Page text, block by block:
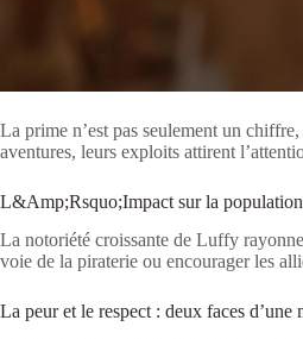
La prime n’est pas seulement un
aventures, leurs exploits attirent
L&Amp;Rsquo;Impact sur la population
La notoriété croissante de Luffy
voie de la piraterie ou encourager les
La peur et le respect : deux faces d’une